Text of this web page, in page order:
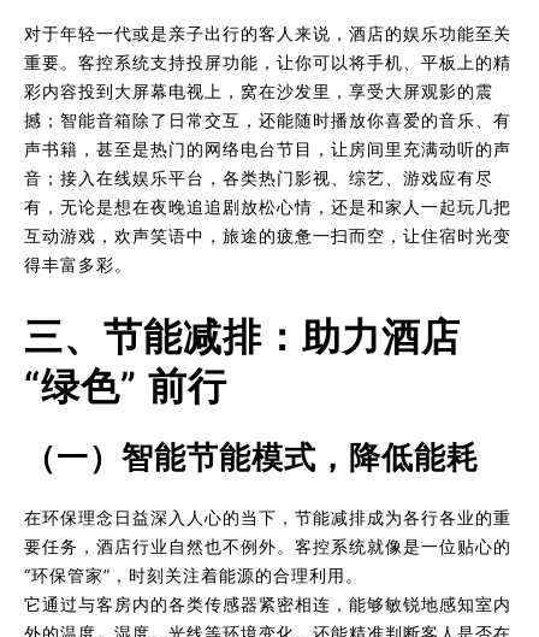
对于年轻一代或是亲子出行的客人来说，酒店的娱乐功能至关
重要。客控系统支持投屏功能，让你可以将手机、平板上的精
彩内容投到大屏幕电视上，窝在沙发里，享受大屏观影的震
撼；智能音箱除了日常交互，还能随时播放你喜爱的音乐、有
声书籍，甚至是热门的网络电台节目，让房间里充满动听的声
音；接入在线娱乐平台，各类热门影视、综艺、游戏应有尽
有，无论是想在夜晚追追剧放松心情，还是和家人一起玩几把
互动游戏，欢声笑语中，旅途的疲惫一扫而空，让住宿时光变
得丰富多彩。
三、节能减排：助力酒店
“绿色” 前行
（一）智能节能模式，降低能耗
在环保理念日益深入人心的当下，节能减排成为各行各业的重
要任务，酒店行业自然也不例外。客控系统就像是一位贴心的
“环保管家”，时刻关注着能源的合理利用。
它通过与客房内的各类传感器紧密相连，能够敏锐地感知室内
外的温度、湿度、光线等环境变化，还能精准判断客人是否在